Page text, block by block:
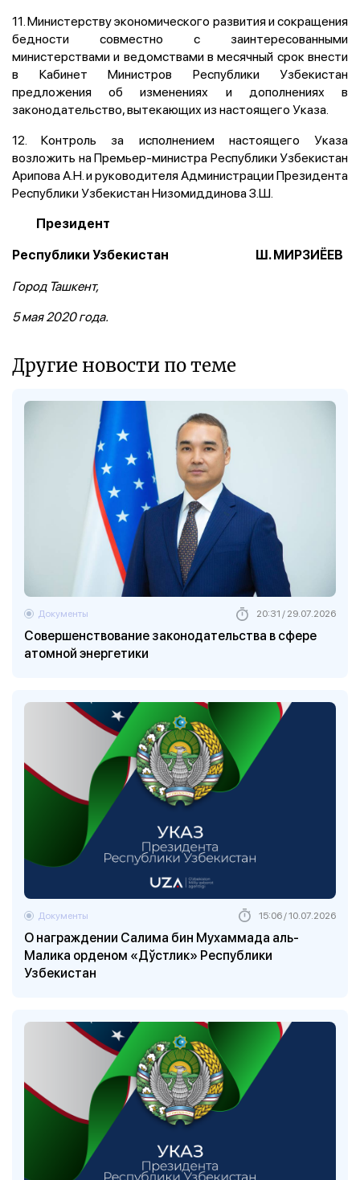
11. Министерству экономического развития и сокращения
бедности совместно с заинтересованными
министерствами и ведомствами в месячный срок внести
в Кабинет Министров Республики Узбекистан
предложения об изменениях и дополнениях в
законодательство, вытекающих из настоящего Указа.
12. Контроль за исполнением настоящего Указа
возложить на Премьер-министра Республики Узбекистан
Арипова А.Н. и руководителя Администрации Президента
Республики Узбекистан Низомиддинова З.Ш.
Президент
Республики Узбекистан Ш. МИРЗИЁЕВ
Город Ташкент,
5 мая 2020 года.
Другие новости по теме
Совершенствование законодательства в сфере
атомной энергетики
Документы 20:31 / 29.07.2026
О награждении Салима бин Мухаммада аль-
Малика орденом «Дўстлик» Республики
Узбекистан
Документы 15:06 / 10.07.2026